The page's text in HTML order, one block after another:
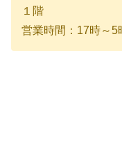
１階
営業時間：17時～5